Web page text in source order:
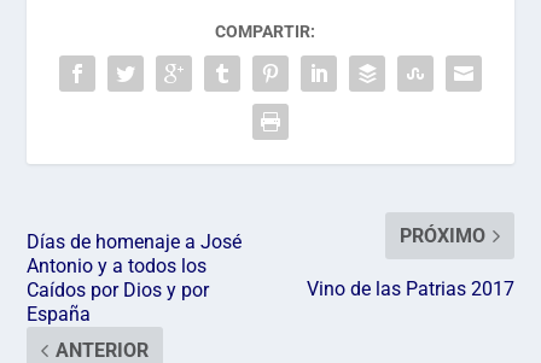
COMPARTIR:
Días de homenaje a José
Antonio y a todos los
Caídos por Dios y por
España
ANTERIOR
PRÓXIMO
Vino de las Patrias 2017